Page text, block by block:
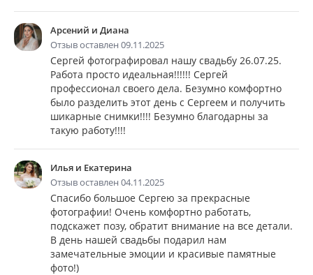
Арсений и Диана
Отзыв оставлен 09.11.2025
Сергей фотографировал нашу свадьбу 26.07.25.
Работа просто идеальная!!!!!! Сергей
профессионал своего дела. Безумно комфортно
было разделить этот день с Сергеем и получить
шикарные снимки!!!! Безумно благодарны за
такую работу!!!!
Илья и Екатерина
Отзыв оставлен 04.11.2025
Спасибо большое Сергею за прекрасные
фотографии! Очень комфортно работать,
подскажет позу, обратит внимание на все детали.
В день нашей свадьбы подарил нам
замечательные эмоции и красивые памятные
фото!)